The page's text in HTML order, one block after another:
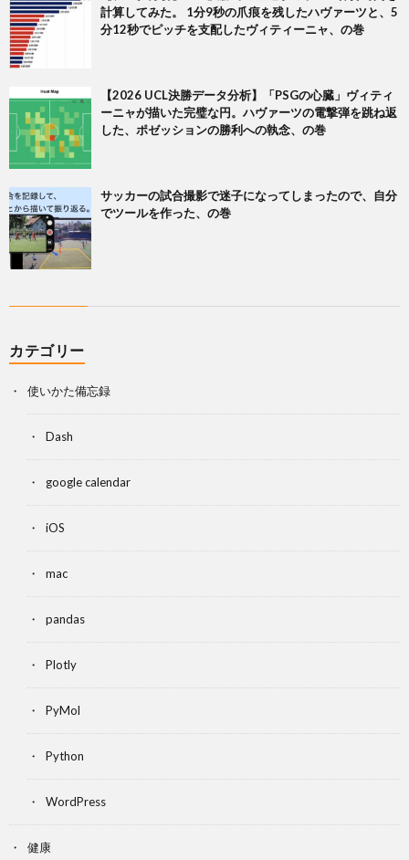
計算してみた。 1分9秒の爪痕を残したハヴァーツと、5
分12秒でピッチを支配したヴィティーニャ、の巻
【2026 UCL決勝データ分析】「PSGの心臓」ヴィティ
ーニャが描いた完璧な円。ハヴァーツの電撃弾を跳ね返
した、ポゼッションの勝利への執念、の巻
サッカーの試合撮影で迷子になってしまったので、自分
でツールを作った、の巻
カテゴリー
使いかた備忘録
Dash
google calendar
iOS
mac
pandas
Plotly
PyMol
Python
WordPress
健康